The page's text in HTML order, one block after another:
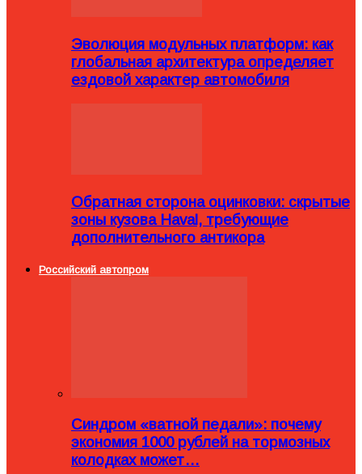
Эволюция модульных платформ: как
глобальная архитектура определяет
ездовой характер автомобиля
Обратная сторона оцинковки: скрытые
зоны кузова Haval, требующие
дополнительного антикора
Российский автопром
Синдром «ватной педали»: почему
экономия 1000 рублей на тормозных
колодках может…